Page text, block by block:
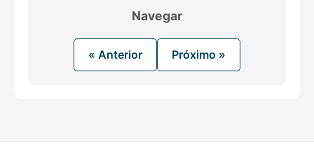
Navegar
« Anterior Próximo »